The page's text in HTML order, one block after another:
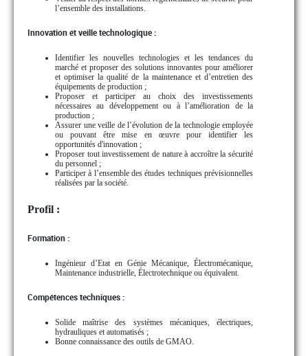
l’ensemble des installations.
Innovation et veille technologique :
Identifier les nouvelles technologies et les tendances du
marché et proposer des solutions innovantes pour améliorer
et optimiser la qualité de la maintenance et d’entretien des
équipements de production ;
Proposer et participer au choix des investissements
nécessaires au développement ou à l’amélioration de la
production ;
Assurer une veille de l’évolution de la technologie employée
ou pouvant être mise en œuvre pour identifier les
opportunités d'innovation ;
Proposer tout investissement de nature à accroître la sécurité
du personnel ;
Participer à l’ensemble des études techniques prévisionnelles
réalisées par la société.
Profil :
Formation :
Ingénieur d’Etat en Génie Mécanique, Électromécanique,
Maintenance industrielle, Électrotechnique ou équivalent.
Compétences techniques :
Solide maîtrise des systèmes mécaniques, électriques,
hydrauliques et automatisés ;
Bonne connaissance des outils de GMAO.